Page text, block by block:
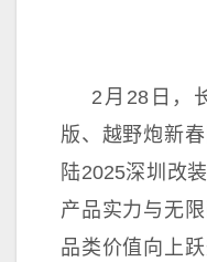
2月28日，
版、越野炮新
陆2025深圳改
产品实力与无
品类价值向上